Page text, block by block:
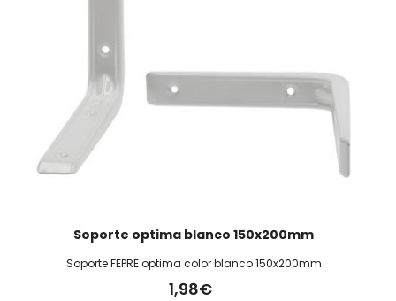
Soporte optima blanco 150x200mm
Soporte FEPRE optima color blanco 150x200mm
1,98€